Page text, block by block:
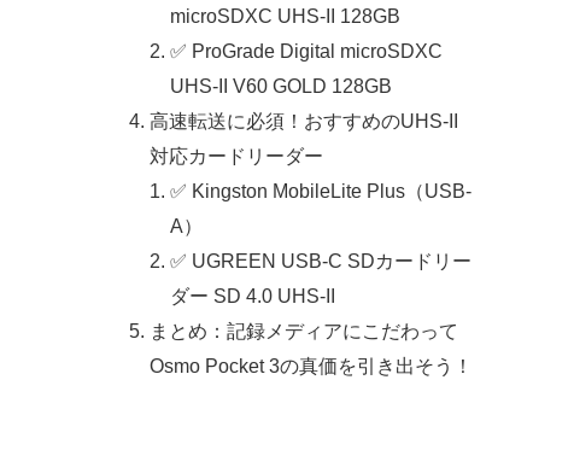
microSDXC UHS-II 128GB
✅ ProGrade Digital microSDXC
UHS-II V60 GOLD 128GB
高速転送に必須！おすすめのUHS-II
対応カードリーダー
✅ Kingston MobileLite Plus（USB-
A）
✅ UGREEN USB-C SDカードリー
ダー SD 4.0 UHS-II
まとめ：記録メディアにこだわって
Osmo Pocket 3の真価を引き出そう！